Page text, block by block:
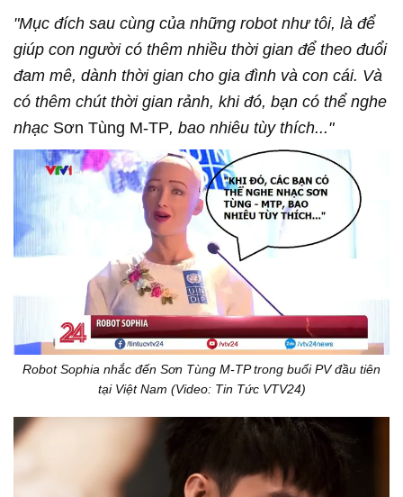
"Mục đích sau cùng của những robot như tôi, là để
giúp con người có thêm nhiều thời gian để theo đuổi
đam mê, dành thời gian cho gia đình và con cái. Và
có thêm chút thời gian rảnh, khi đó, bạn có thể nghe
nhạc Sơn Tùng M-TP, bao nhiêu tùy thích..."
Robot Sophia nhắc đến Sơn Tùng M-TP trong buổi PV đầu tiên
tại Việt Nam (Video: Tin Tức VTV24)